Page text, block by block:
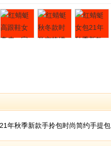
年秋季新款手拎包时尚简约手提包